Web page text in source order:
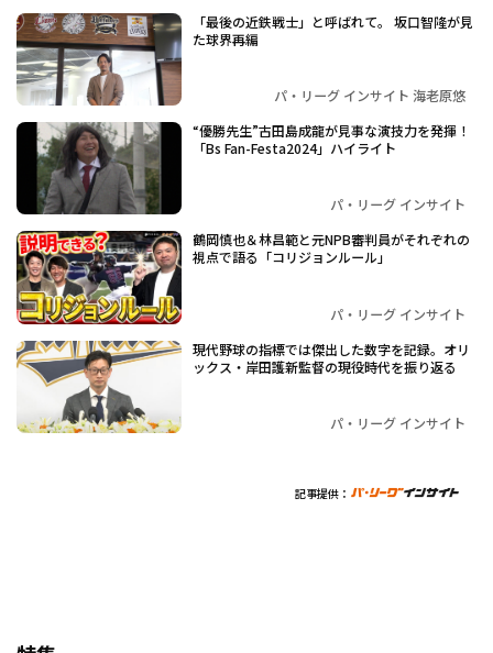
「最後の近鉄戦士」と呼ばれて。 坂口智隆が見
た球界再編
パ・リーグ インサイト 海老原悠
“優勝先生”古田島成龍が見事な演技力を発揮！
「Bs Fan-Festa2024」ハイライト
パ・リーグ インサイト
鶴岡慎也＆林昌範と元NPB審判員がそれぞれの
視点で語る「コリジョンルール」
パ・リーグ インサイト
現代野球の指標では傑出した数字を記録。オリ
ックス・岸田護新監督の現役時代を振り返る
パ・リーグ インサイト
記事提供：